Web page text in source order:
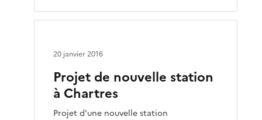
Projet de nouvelle station
à Chartres
Projet d'une nouvelle station
20 janvier 2016